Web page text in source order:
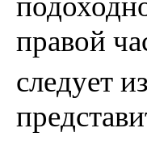
правой
следует